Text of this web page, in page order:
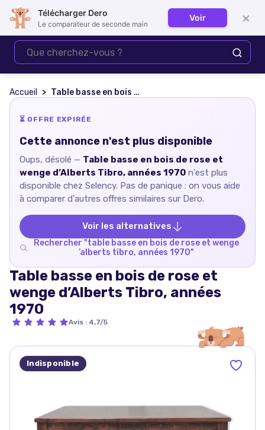
Se connecter
Accueil Table basse en bois de rose et wenge d’Alberts Tibro, années 1970
⏳ OFFRE EXPIRÉE
Cette annonce n'est plus disponible
Oups, désolé — Table basse en bois de rose et
wenge d’Alberts Tibro, années 1970 n'est plus
disponible chez Selency. Pas de panique : on vous aide
à comparer d'autres offres similaires sur Dero.
Voir les alternatives
Rechercher "table basse en bois de rose et wenge
’alberts tibro, années 1970"
Table basse en bois de rose et
wenge d’Alberts Tibro, années
1970
Avis : 4,7/5
Indisponible
Télécharger Dero
Le comparateur de seconde main
Voir ×